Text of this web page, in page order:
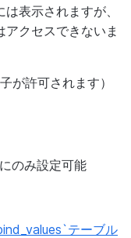
表示されますが、
アクセスできないま
が許可されます）
のみ設定可能
テーブル